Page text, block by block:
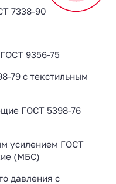
7338-90
9356-75
79 с текстильным
ГОСТ 5398-76
усилением ГОСТ
(МБС)
давления с